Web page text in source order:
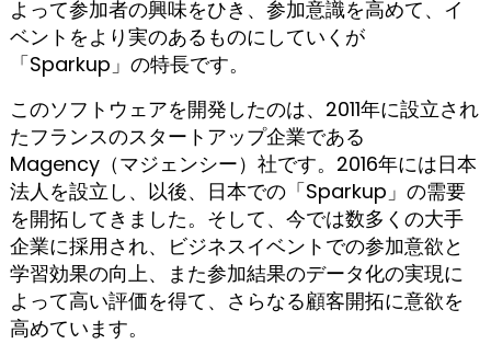
よって参加者の興味をひき、参加意識を高めて、イ
ベントをより実のあるものにしていくが
「Sparkup」の特長です。
このソフトウェアを開発したのは、2011年に設立され
たフランスのスタートアップ企業である
Magency（マジェンシー）社です。2016年には日本
法人を設立し、以後、日本での「Sparkup」の需要
を開拓してきました。そして、今では数多くの大手
企業に採用され、ビジネスイベントでの参加意欲と
学習効果の向上、また参加結果のデータ化の実現に
よって高い評価を得て、さらなる顧客開拓に意欲を
高めています。